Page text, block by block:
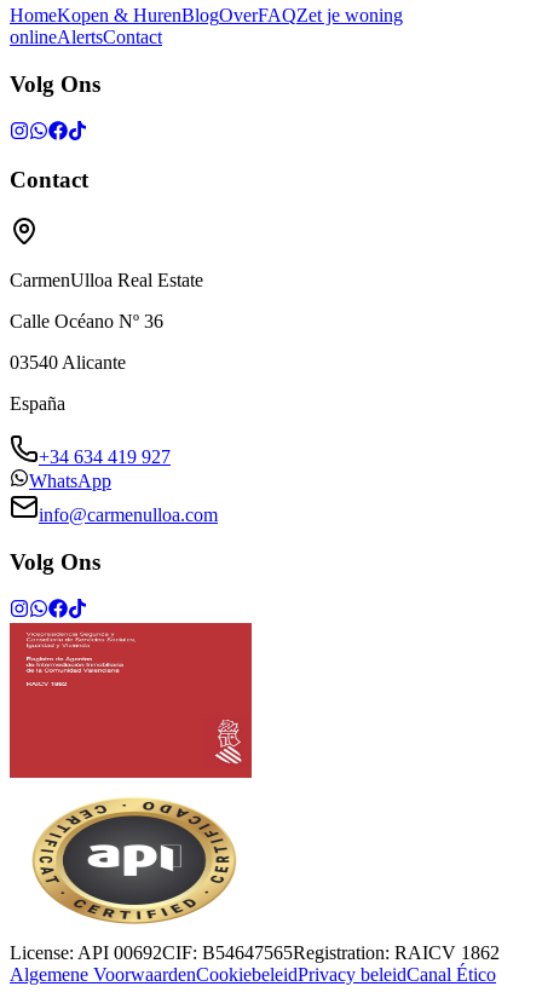
HomeKopen & HurenBlogOverFAQZet je woning
onlineAlertsContact
Volg Ons
Contact
CarmenUlloa Real Estate
Calle Océano Nº 36
03540 Alicante
España
+34 634 419 927
WhatsApp
info@carmenulloa.com
Volg Ons
License: API 00692CIF: B54647565Registration: RAICV 1862
Algemene VoorwaardenCookiebeleidPrivacy beleidCanal Ético